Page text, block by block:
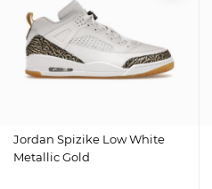
Jordan Spizike Low White
Metallic Gold